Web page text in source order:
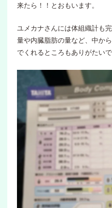
来たら！！とおもいます。
ユメカナさんには体組織計も
量や内臓脂肪の量など、中か
でくれるところもありがたいで